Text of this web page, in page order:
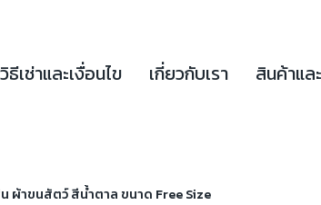
วิธีเช่าและเงื่อนไข เกี่ยวกับเรา สินค้าแล
ผ้าขนสัตว์ สีน้ำตาล ขนาด Free Size